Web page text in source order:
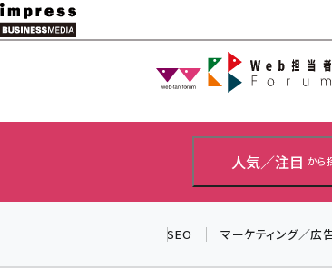
メ
イ
人気／注目 から
SEO マーケティング／広